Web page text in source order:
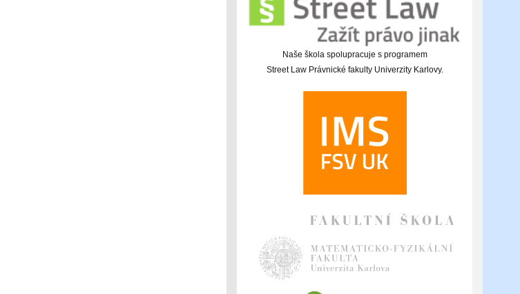
Naše škola spolupracuje s programem
Street Law Právnické fakulty Univerzity Karlovy.